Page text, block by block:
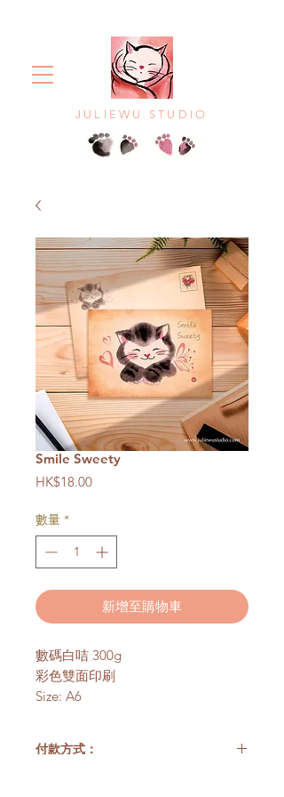
JULIEWU STUDIO
Smile Sweety
HK$18.00價
數量 *
新增至購物車
數碼白咭 300g
彩色雙面印刷
Size: A6
付款方式：